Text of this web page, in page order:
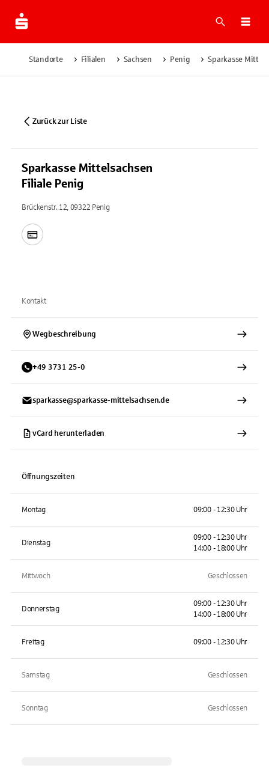
Suche
Standorte Filialen Sachsen Penig Sparkasse
Zurück zur Liste
Sparkasse Mittelsachsen
Filiale Penig
Brückenstr. 12, 09322 Penig
Kontakt
Wegbeschreibung
+49 3731 25-0
sparkasse@sparkasse-mittelsachsen.de
vCard herunterladen
Öffnungszeiten
Montag 09:00 - 12:30 Uhr
Dienstag
09:00 - 12:30 Uhr
14:00 - 18:00 Uhr
Mittwoch Geschlossen
Donnerstag
09:00 - 12:30 Uhr
14:00 - 18:00 Uhr
Freitag 09:00 - 12:30 Uhr
Samstag Geschlossen
Sonntag Geschlossen